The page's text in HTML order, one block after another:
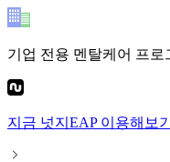
기업 전용 멘탈케어 프로
지금 넛지EAP이용해보기